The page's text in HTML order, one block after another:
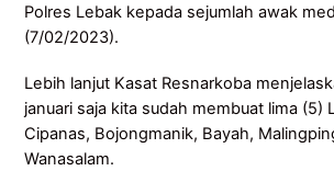
Polres Lebak kepada sejumlah awak
(7/02/2023).
Lebih lanjut Kasat Resnarkoba
januari saja kita sudah membuat lima (5)
Cipanas, Bojongmanik, Bayah,
Wanasalam.